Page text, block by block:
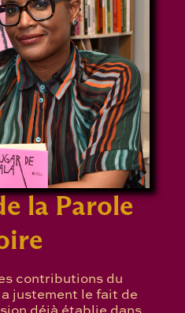
la Parole
contributions du
justement le fait de